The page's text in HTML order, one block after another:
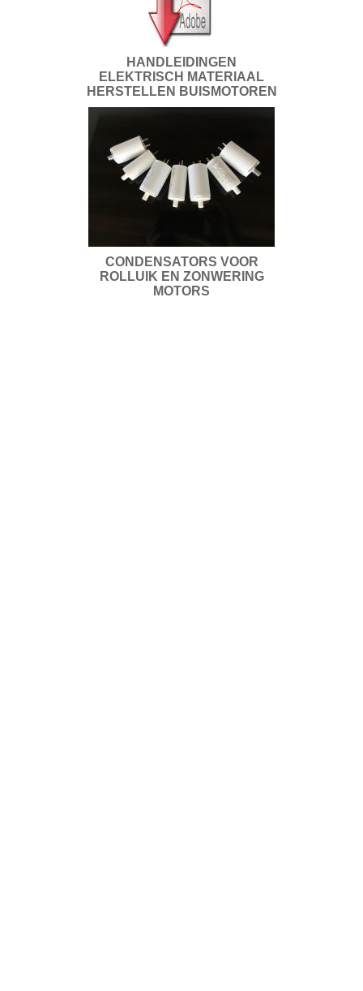
HANDLEIDINGEN
ELEKTRISCH MATERIAAL
HERSTELLEN BUISMOTOREN
CONDENSATORS VOOR
ROLLUIK EN ZONWERING
MOTORS